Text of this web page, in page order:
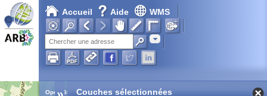
Accueil Aide WMS
Adresse
Open Street MapCouches sélectionnées